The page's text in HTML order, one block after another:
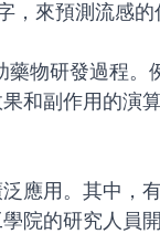
，來預測流感的
物研發過程。
和副作用的演
應用。其中，
院的研究人員